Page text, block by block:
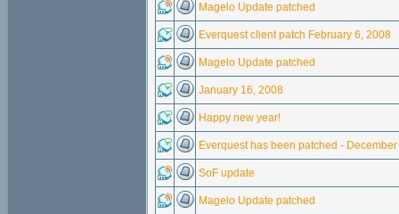
Magelo Update patched
Everquest client patch February 6, 2008
Magelo Update patched
January 16, 2008
Happy new year!
Everquest has been patched -
SoF update
Magelo Update patched